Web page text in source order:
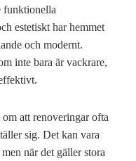
funktionella
estetiskt har hemmet
och modernt.
inte bara är vackrare,
att renoveringar ofta
sig. Det kan vara
när det gäller stora